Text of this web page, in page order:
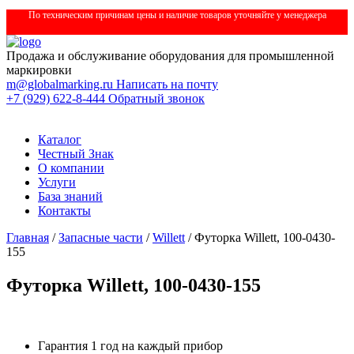
По техническим причинам цены и наличие товаров уточняйте у менеджера
Продажа и обслуживание оборудования для промышленной
маркировки
m@globalmarking.ru Написать на почту
+7 (929) 622-8-444 Обратный звонок
Каталог
Честный Знак
О компании
Услуги
База знаний
Контакты
Главная /Запасные части /Willett / Футорка Willett, 100-0430-
155
Футорка Willett, 100-0430-155
Гарантия 1 год на каждый прибор